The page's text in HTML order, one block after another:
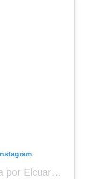
Una publicación compartida por Elcuara (@elcuara.25)